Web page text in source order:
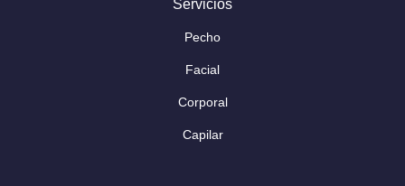
Servicios
Pecho
Facial
Corporal
Capilar